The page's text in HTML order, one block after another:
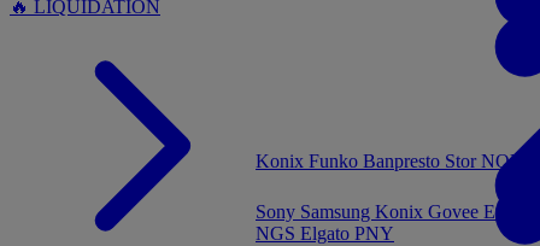
🔥 LIQUIDATION
Konix Funko Banpresto Stor
Sony Samsung Konix Govee
NGS Elgato PNY